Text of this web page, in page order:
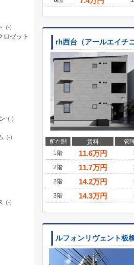
rh西台（アールエイチ
所在階 賃料 管
1階
11.6万円
2階
11.7万円
2階
14.2万円
3階
14.3万円
ルフォンリヴェント板
(-)
ロゼット
(-)
(-)
(-)